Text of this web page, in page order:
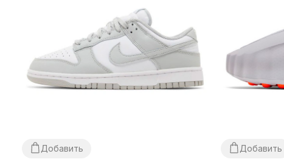
Добавить Добавить